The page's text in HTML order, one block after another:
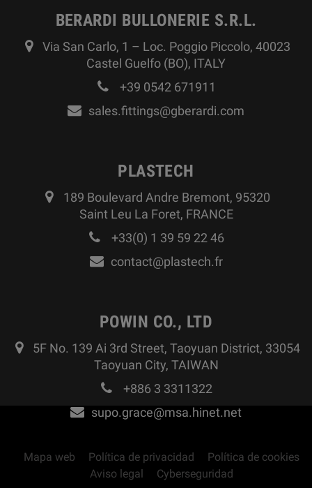
BERARDI BULLONERIE S.R.L.
Via San Carlo, 1 – Loc. Poggio Piccolo, 40023
Castel Guelfo (BO), ITALY
+39 0542 671911
sales.fittings@gberardi.com
PLASTECH
189 Boulevard Andre Bremont, 95320
Saint Leu La Foret, FRANCE
+33(0) 1 39 59 22 46
contact@plastech.fr
POWIN CO., LTD
5F No. 139 Ai 3rd Street, Taoyuan District, 33054
Taoyuan City, TAIWAN
+886 3 3311322
supo.grace@msa.hinet.net
Mapa web Política de privacidad
Política de cookies
Aviso legal
Cyberseguridad